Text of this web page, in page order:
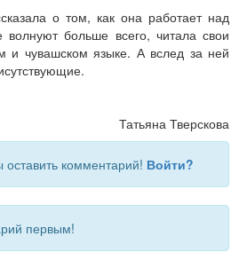
о том, как она работает над
волнуют больше всего, читала свои
и чувашском языке. А вслед за ней
Татьяна Тверскова
оставить комментарий! Войти?
первым!